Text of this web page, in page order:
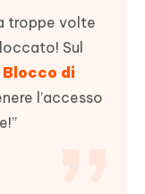
troppe volte
Sul
Blocco di
l’accesso